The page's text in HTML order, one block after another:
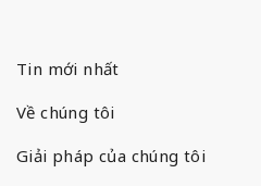
Tin mới nhất
Về chúng tôi
Giải pháp của chúng tôi